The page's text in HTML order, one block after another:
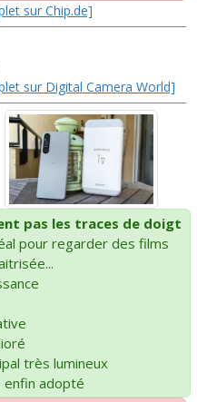
sur Chip.de]
sur Digital Camera World]
pas les traces de doigt
pour regarder des films
très lumineux
enfin adopté